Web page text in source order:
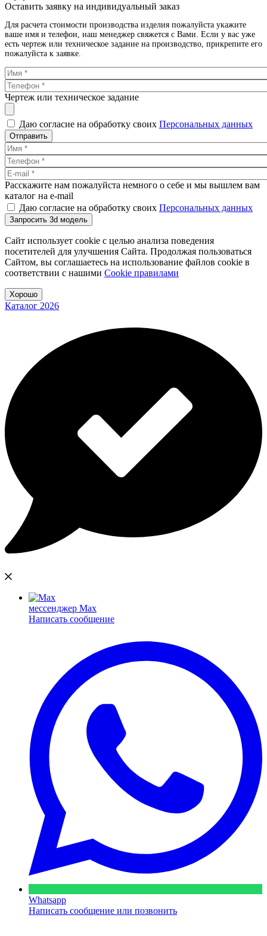
Оставить заявку на индивидуальный заказ
Для расчета стоимости производства изделия пожалуйста укажите
ваше имя и телефон, наш менеджер свяжется с Вами. Если у вас уже
есть чертеж или техническое задание на производство, прикрепите его
пожалуйста к заявке.
Чертеж или техническое задание
Даю согласие на обработку своих Персональных данных
Отправить
Расскажите нам пожалуйста немного о себе и мы вышлем вам
каталог на e-mail
Даю согласие на обработку своих Персональных данных
Запросить 3d модель
Сайт использует cookie с целью анализа поведения
посетителей для улучшения Сайта. Продолжая пользоваться
Сайтом, вы соглашаетесь на использование файлов cookie в
соответствии с нашими Cookiе правилами
Хорошо
Каталог 2026
мессенджер Max
Написать сообщение
Whatsapp
Написать сообщение или позвонить